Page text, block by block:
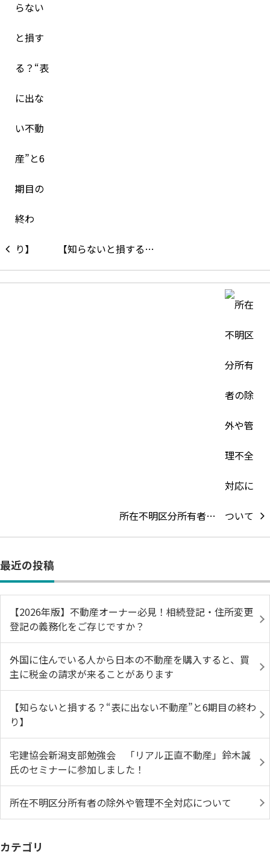
【知らないと損する…
所在不明区分所有者…
最近の投稿
【2026年版】不動産オーナー必見！相続登記・住所変更
登記の義務化をご存じですか？
外国に住んでいる人から日本の不動産を購入すると、買
主に税金の請求が来ることがあります
【知らないと損する？“表に出ない不動産”と6期目の終わ
り】
宅建協会新潟支部勉強会 「リアル正直不動産」鈴木誠
氏のセミナーに参加しました！
所在不明区分所有者の除外や管理不全対応について
カテゴリ